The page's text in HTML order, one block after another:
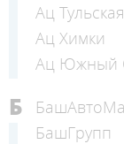
Ац Тульская
Ац Химки
Ац Южный
Б
БашГрупп